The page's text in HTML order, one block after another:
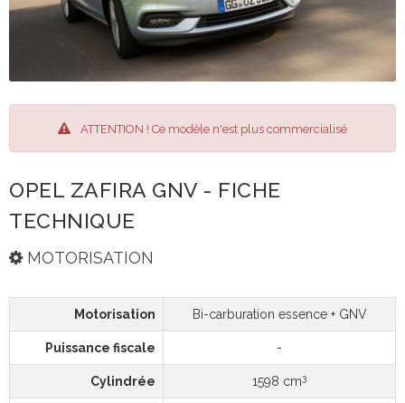
ATTENTION ! Ce modèle n'est plus commercialisé
OPEL ZAFIRA GNV - FICHE
TECHNIQUE
MOTORISATION
Motorisation Bi-carburation essence + GNV
Puissance fiscale -
Cylindrée 1598 cm3